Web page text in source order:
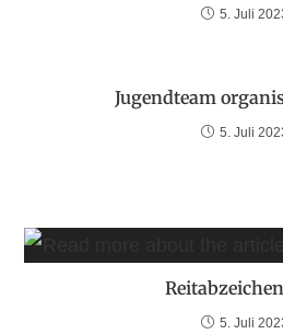
5. Juli
Jugendteam
5. Juli
5. Juli